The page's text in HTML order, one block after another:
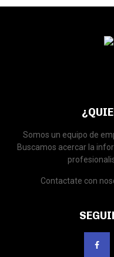
Somos un equipo de
Buscamos acercar la
Contactate con